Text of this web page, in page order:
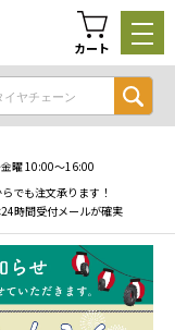
カート
曜 10:00〜16:00
でも注文承ります！
時間受付メールが確実